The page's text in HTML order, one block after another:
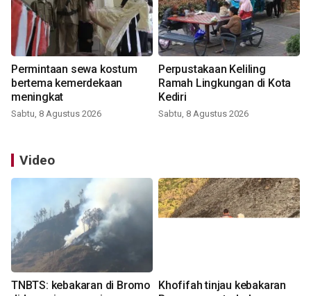
Permintaan sewa kostum
bertema kemerdekaan
meningkat
Sabtu, 8 Agustus 2026
Perpustakaan Keliling
Ramah Lingkungan di Kota
Kediri
Sabtu, 8 Agustus 2026
Video
TNBTS: kebakaran di Bromo
Khofifah tinjau kebakaran